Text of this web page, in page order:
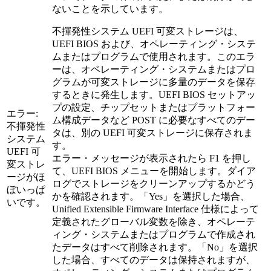
エラー:
不揮発性
システム
UEFI 可
変ストレ
ージがほ
ぼいっぱ
いです。
ないことを示しています。
不揮発性システム UEFI 可変ストレージは、
UEFI BIOS および、オペレーティング・システ
ムまたはプログラムで使用されます。このエラ
ーは、オペレーティング・システムまたはプロ
グラムが可変ストレージに多量のデータを保存
するときに発生します。UEFI BIOS セットアッ
プの設定、チップセットまたはプラットフォー
ム構成データなど POST に必要なすべてのデー
タは、別の UEFI 可変ストレージに保存されま
す。
エラー・メッセージが表示されたら F1 を押し
て、UEFI BIOS メニューを開始します。ダイア
ログでストレージをクリーンアップするかどう
かを確認されます。「Yes」を選択した場合、
Unified Extensible Firmware Interface 仕様によって
定義されたグローバル変数を除き、オペレーテ
ィング・システムまたはプログラムで作成され
たデータはすべて削除されます。「No」を選択
した場合、すべてのデータは保持されますが、